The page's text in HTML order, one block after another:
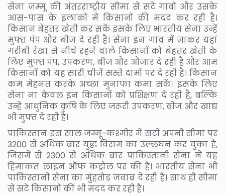
सेना जम्मू की अंतरराष्ट्रीय सीमा से सटे गांवों और उसके
आस-पास के इलाकों में किसानों की मदद कर रही है।
किसान बेहतर खेती कर सकें इसके लिए भारतीय सेना उन्हें
मुफ्त पंप और बीज दे रही है। सेना इन गांव में जाकर यहां
गरीबी रेखा से नीचे रहने वाले किसानों को बेहतर खेती के
लिए मुफ्त पंप, उपकरण, बीज और औजार दे रही है और आम
किसानों को यह सारी चीजें सस्ते दामों पर दे रही है। किसान
कम मेहनत करके अच्छा मुनाफा कमा सकें। इसके लिए
सेना ना केवल इन किसानों को प्रशिक्षण दे रही है, बल्कि
उन्हें आधुनिक कृषि के लिए जरूरी उपकरण, बीज और खाद्य
भी मुफ्त दे रही है।
पाकिस्तान इस साल जम्मू-कश्मीर में सटी अपनी सीमा पर
3200 से अधिक बार युद्ध विराम का उल्लंघन कर चुका है,
जिसमें से 2300 से अधिक बार पाकिस्तानी सेना ने यह
हिमाकत लाइन ऑफ कंट्रोल पर की है। भारतीय सेना भी
पाकिस्तानी सेना का मुंहतोड़ जवाब दे रही है। साथ ही सीमा
से सटे किसानों की भी मदद कर रही है।